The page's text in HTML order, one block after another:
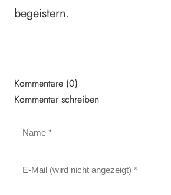
begeistern.
Kommentare (0)
Kommentar schreiben